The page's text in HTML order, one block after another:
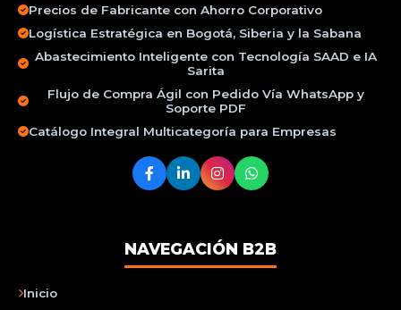
Precios de Fabricante con Ahorro Corporativo
Logística Estratégica en Bogotá, Siberia y la Sabana
Abastecimiento Inteligente con Tecnología SAAD e IA
Sarita
Flujo de Compra Ágil con Pedido Vía WhatsApp y
Soporte PDF
Catálogo Integral Multicategoría para Empresas
NAVEGACIÓN B2B
Inicio